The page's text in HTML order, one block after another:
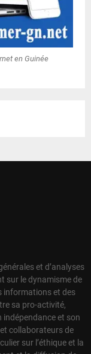
en Guinée
et d’analyses
sur le dynamisme de
informations et des
sa pro-activité,
indépendance et son
collaborateurs de
sur l’éthique et la